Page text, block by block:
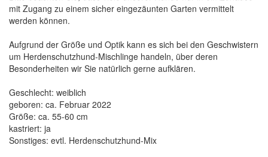
mit Zugang zu einem sicher eingezäunten Garten vermittelt
werden können.
Aufgrund der Größe und Optik kann es sich bei den Geschwistern
um Herdenschutzhund-Mischlinge handeln, über deren
Besonderheiten wir Sie natürlich gerne aufklären.
Geschlecht: weiblich
geboren: ca. Februar 2022
Größe: ca. 55-60 cm
kastriert: ja
Sonstiges: evtl. Herdenschutzhund-Mix